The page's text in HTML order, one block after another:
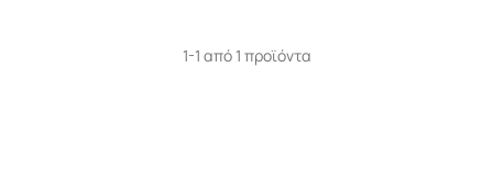
1-1 από 1 προϊόντα